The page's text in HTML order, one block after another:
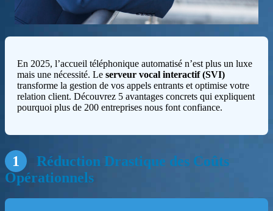
En 2025, l’accueil téléphonique automatisé n’est plus un luxe
mais une nécessité. Le serveur vocal interactif (SVI)
transforme la gestion de vos appels entrants et optimise votre
relation client. Découvrez 5 avantages concrets qui expliquent
pourquoi plus de 200 entreprises nous font confiance.
1
Réduction Drastique des Coûts
Opérationnels